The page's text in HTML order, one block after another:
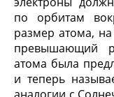
по орбитам
размер атома,
превышающий
атома была
и теперь